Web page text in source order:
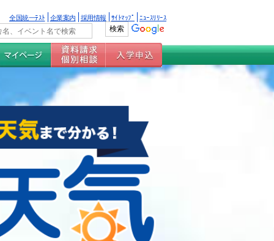
全国統一ﾃｽﾄ 企業案内 採用情報 ｻｲﾄﾏｯﾌﾟ ﾆｭｰｽﾘﾘｰｽ